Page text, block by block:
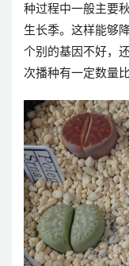
种过程中一般主要
生长季。这样能够
个别的基因不好，
次播种有一定数量比